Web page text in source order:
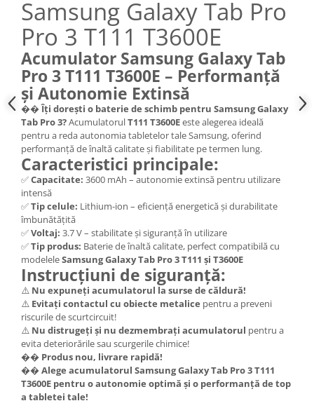
Nokia
Samsung
Sony
Display
Acer
Alcatel
Allview
Asus
Asus
Blackberry
Blackview
Display Oneplus
HTC
HTC
Huawei
Iphone
IPOD
Lenovo
LG
Motorola
Nokia
Oppo
Samsung Galaxy Tab Pro
Pro 3 T111 T3600E
Acumulator Samsung Galaxy Tab
Pro 3 T111 T3600E – Performanță
și Autonomie Extinsă
��Îți dorești o baterie de schimb pentru Samsung Galaxy
Tab Pro 3?AcumulatorulT111 T3600Eeste alegerea ideală
pentru a reda autonomia tabletelor tale Samsung, oferind
performanță de înaltă calitate și fiabilitate pe termen lung.
Caracteristici principale:
✅Capacitate: 3600 mAh – autonomie extinsă pentru utilizare
intensă
✅Tip celule: Lithium-ion – eficiență energetică și durabilitate
îmbunătățită
✅Voltaj: 3.7 V – stabilitate și siguranță în utilizare
✅Tip produs: Baterie de înaltă calitate, perfect compatibilă cu
modeleleSamsung Galaxy Tab Pro 3 T111 și T3600E
Instrucțiuni de siguranță:
⚠️ Nu expuneți acumulatorul la surse de căldură!
⚠️ Evitați contactul cu obiecte metalice pentru a preveni
riscurile de scurtcircuit!
⚠️ Nu distrugeți și nu dezmembrați acumulatorul pentru a
evita deteriorările sau scurgerile chimice!
�� Produs nou, livrare rapidă!
�� Alege acumulatorul Samsung Galaxy Tab Pro 3 T111
T3600E pentru o autonomie optimă și o performanță de top
a tabletei tale!